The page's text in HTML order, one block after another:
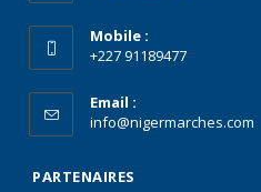
Mobile :
+227 91189477
Email :
info@nigermarches.com
PARTENAIRES